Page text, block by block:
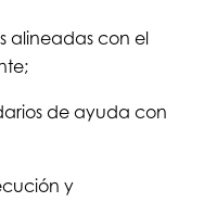
alineadas con el
de ayuda con
y